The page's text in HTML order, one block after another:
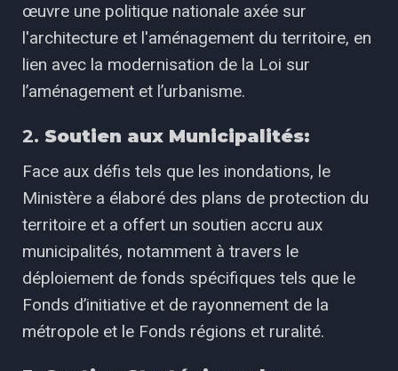
œuvre une politique nationale axée sur
l'architecture et l'aménagement du territoire, en
lien avec la modernisation de la Loi sur
l’aménagement et l’urbanisme.
2. Soutien aux Municipalités:
Face aux défis tels que les inondations, le
Ministère a élaboré des plans de protection du
territoire et a offert un soutien accru aux
municipalités, notamment à travers le
déploiement de fonds spécifiques tels que le
Fonds d’initiative et de rayonnement de la
métropole et le Fonds régions et ruralité.